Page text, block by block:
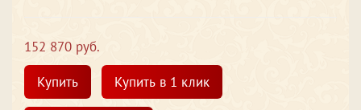
152 870 руб.
Купить
Купить в 1 клик